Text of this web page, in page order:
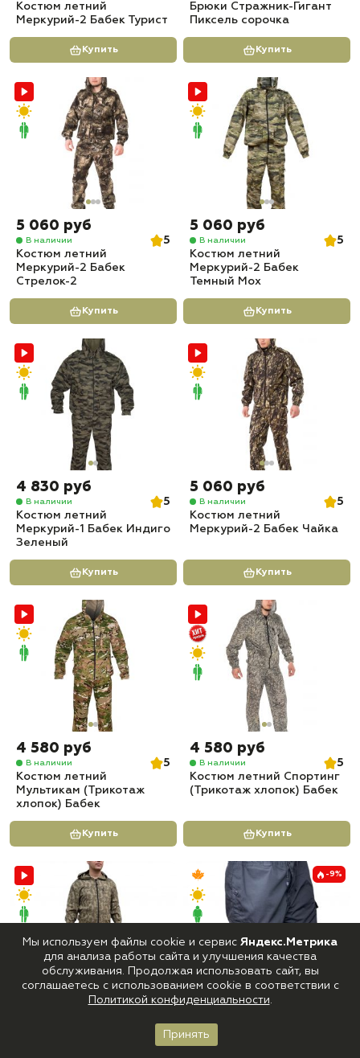
Костюм летний
Меркурий-2 Бабек Турист
Купить
Брюки Стражник-Гигант
Пиксель сорочка
Купить
5 060 руб
В наличии
5
Костюм летний
Меркурий-2 Бабек
Стрелок-2
Купить
5 060 руб
В наличии
5
Костюм летний
Меркурий-2 Бабек
Темный Мох
Купить
4 830 руб
В наличии
5
Костюм летний
Меркурий-1 Бабек Индиго
Зеленый
Купить
5 060 руб
В наличии
5
Костюм летний
Меркурий-2 Бабек Чайка
Купить
4 580 руб
В наличии
5
Костюм летний
Мультикам (Трикотаж
хлопок) Бабек
Купить
4 580 руб
В наличии
5
Костюм летний Спортинг
(Трикотаж хлопок) Бабек
Купить
4 580 руб
5
-9%
6 480 руб
В наличии
Брюки Горка Гигант
Корзина
Мы используем файлы cookie и сервис Яндекс.Метрика
для анализа работы сайта и улучшения качества
обслуживания. Продолжая использовать сайт, вы
соглашаетесь с использованием cookie в соответствии с
Политикой конфиденциальности.
Принять